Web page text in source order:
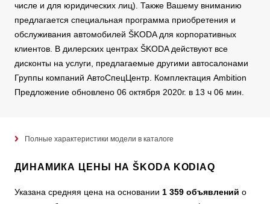
числе и для юридических лиц). Также Вашему вниманию
предлагается специальная программа приобретения и
обслуживания автомобилей ŠKODA для корпоративных
клиентов. В дилерских центрах ŠKODA действуют все
дисконты на услуги, предлагаемые другими автосалонами
Группы компаний АвтоСпецЦентр. Комплектация Ambition
Предложение обновлено 06 октября 2020г. в 13 ч 06 мин.
Полные характеристики модели в каталоге
ДИНАМИКА ЦЕНЫ НА ŠKODA KODIAQ
Указана средняя цена на основании 1 359 объявлений о